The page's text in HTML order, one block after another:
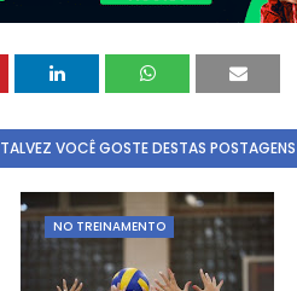
TALVEZ VOCÊ GOSTE DESTAS POSTAGENS
NO TREINAMENTO